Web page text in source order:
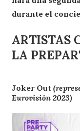
durante el
ARTISTAS
LA
Joker Out
Eurovisión 2023)